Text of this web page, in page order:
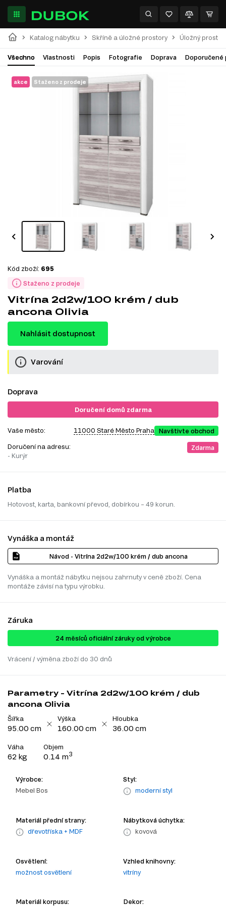
Katalog nábytku Skříně a úložné prostory Úložný prostor
Všechno Vlastnosti Popis Fotografie Doprava Doporučené
akce Staženo z prodeje
Staženo z prodeje
Kód zboží: 695
Vitrína 2d2w/100 krém / dub
ancona Olivia
Nahlásit dostupnost
Varování
Doprava
Doručení domů zdarma
Vaše město: 11000 Staré Město Praha Navštivte obchod
Doručení na adresu:
- Kurýr
Zdarma
Platba
Hotovost, karta, bankovní převod, dobírkou – 49 korun.
Vynáška a montáž
Návod - Vitrína 2d2w/100 krém / dub ancona
Vynáška a montáž nábytku nejsou zahrnuty v ceně zboží. Cena
montáže závisí na typu výrobku.
Záruka
24 ​​​​měsíců oficiální záruky od výrobce
Vrácení / výměna zboží do 30 dnů
Parametry - Vitrína 2d2w/100 krém / dub
ancona Olivia
Šířka
95.00 cm
Výška
160.00 cm
Hloubka
36.00 cm
Váha
62 kg
Objem
0.14 m3
Výrobce:
Mebel Bos
Styl:
moderní styl
Materiál přední strany:
dřevotříska + MDF
Nábytková úchytka:
kovová
Osvětlení:
možnost osvětlení
Vzhled knihovny:
vitríny
Materiál korpusu: Dekor: